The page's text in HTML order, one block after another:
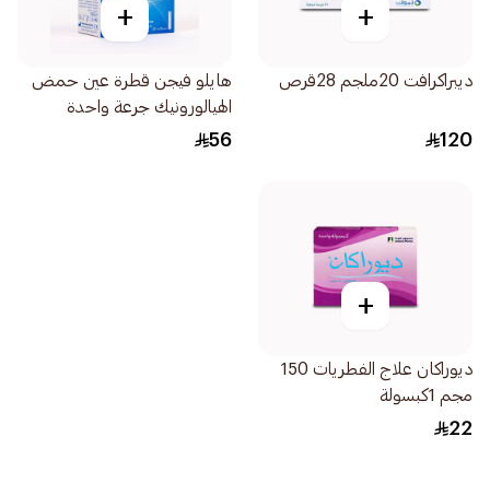
+
ديبراكرافت 20ملجم 28قرص
120
+
هايلو فيجن قطرة عين حمض
الهيالورونيك جرعة واحدة
20قطعة
56
+
ديوراكان علاج الفطريات 150
مجم 1كبسولة
22